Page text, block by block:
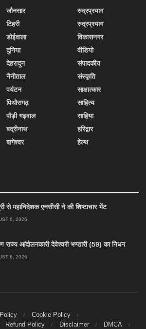
जौनसार
टिहरी
डोईवाला
दुनिया
देहरादून
नैनीताल
पर्यटन
पिथौरागढ़
पौड़ी गढ़वाल
बद्रीनाथ
बागेश्वर
रुद्रप्रयाग
रुद्रप्रयाग
विकासनगर
वीडियो
संपादकीय
संस्कृति
साक्षात्कार
साहित्य
साहिया
हरिद्वार
हेल्थ
से महानिदेशक एनसीसी ने की शिष्टाचार भेंट
6, 2026
राज्य आंदोलनकारी देवेश्वरी भण्डारी (59) का निधन
6, 2026
Cookie Policy
Refund Policy Disclaimer
DMCA